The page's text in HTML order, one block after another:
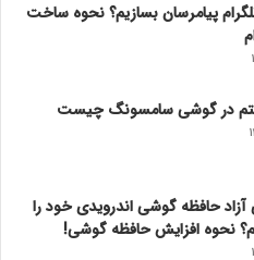
پیامرسان بسازیم؟ نحوه ساخت
در گوشی سامسونگ چیست
حافظه گوشی اندرویدی خود را
نحوه افزایش حافظه گوشی!